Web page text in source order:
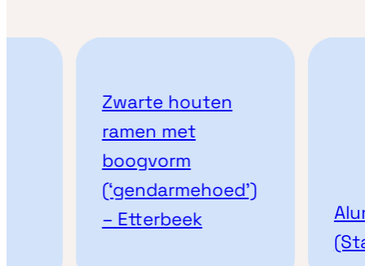
Zwarte houten
ramen met
boogvorm
(‘gendarmehoed’)
– Etterbeek
(Star